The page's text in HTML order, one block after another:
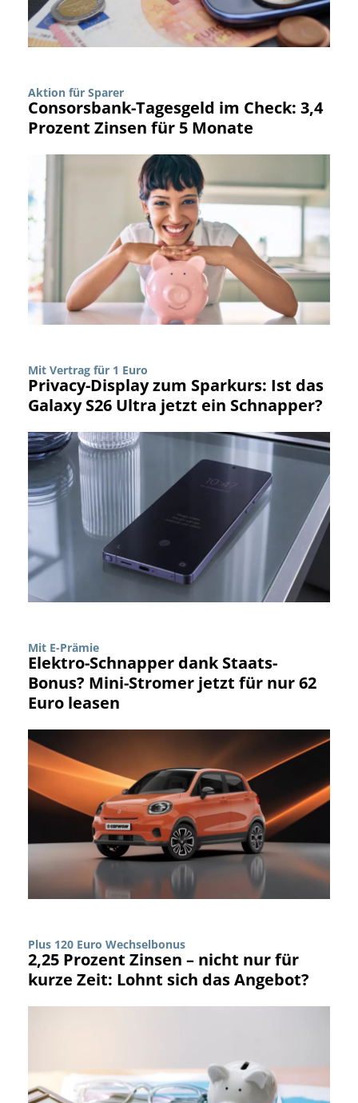
Aktion für Sparer
Consorsbank-Tagesgeld im Check: 3,4
Prozent Zinsen für 5 Monate
Mit Vertrag für 1 Euro
Privacy-Display zum Sparkurs: Ist das
Galaxy S26 Ultra jetzt ein Schnapper?
Mit E-Prämie
Elektro-Schnapper dank Staats-
Bonus? Mini-Stromer jetzt für nur 62
Euro leasen
Plus 120 Euro Wechselbonus
2,25 Prozent Zinsen – nicht nur für
kurze Zeit: Lohnt sich das Angebot?